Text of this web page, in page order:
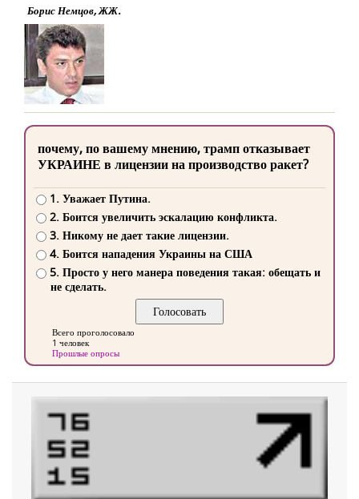
Борис Немцов, ЖЖ.
почему, по вашему мнению, трамп отказывает
УКРАИНЕ в лицензии на производство ракет?
1. Уважает Путина.
2. Боится увеличить эскалацию конфликта.
3. Никому не дает такие лицензии.
4. Боится нападения Украины на США
5. Просто у него манера поведения такая: обещать и
не сделать.
Всего проголосовало
1 человек
Прошлые опросы